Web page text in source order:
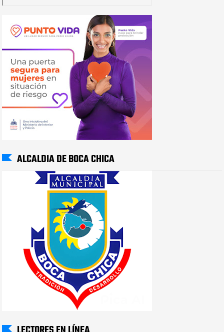
ALCALDIA DE BOCA CHICA